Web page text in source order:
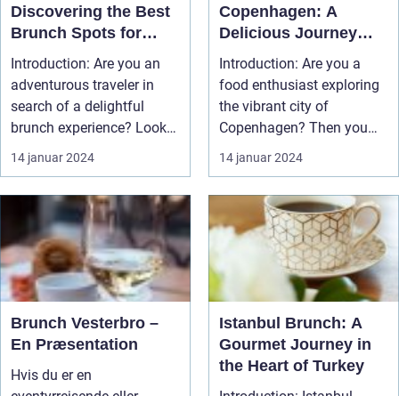
Discovering the Best
Brunch Spots for
Adventurous
Travelers
Introduction: Are you an
adventurous traveler in
search of a delightful
brunch experience? Look
no f...
14 januar 2024
Copenhagen: A
Delicious Journey
through Time
Introduction: Are you a
food enthusiast exploring
the vibrant city of
Copenhagen? Then you
must not ...
14 januar 2024
Brunch Vesterbro –
En Præsentation
Hvis du er en
Istanbul Brunch: A
Gourmet Journey in
the Heart of Turkey